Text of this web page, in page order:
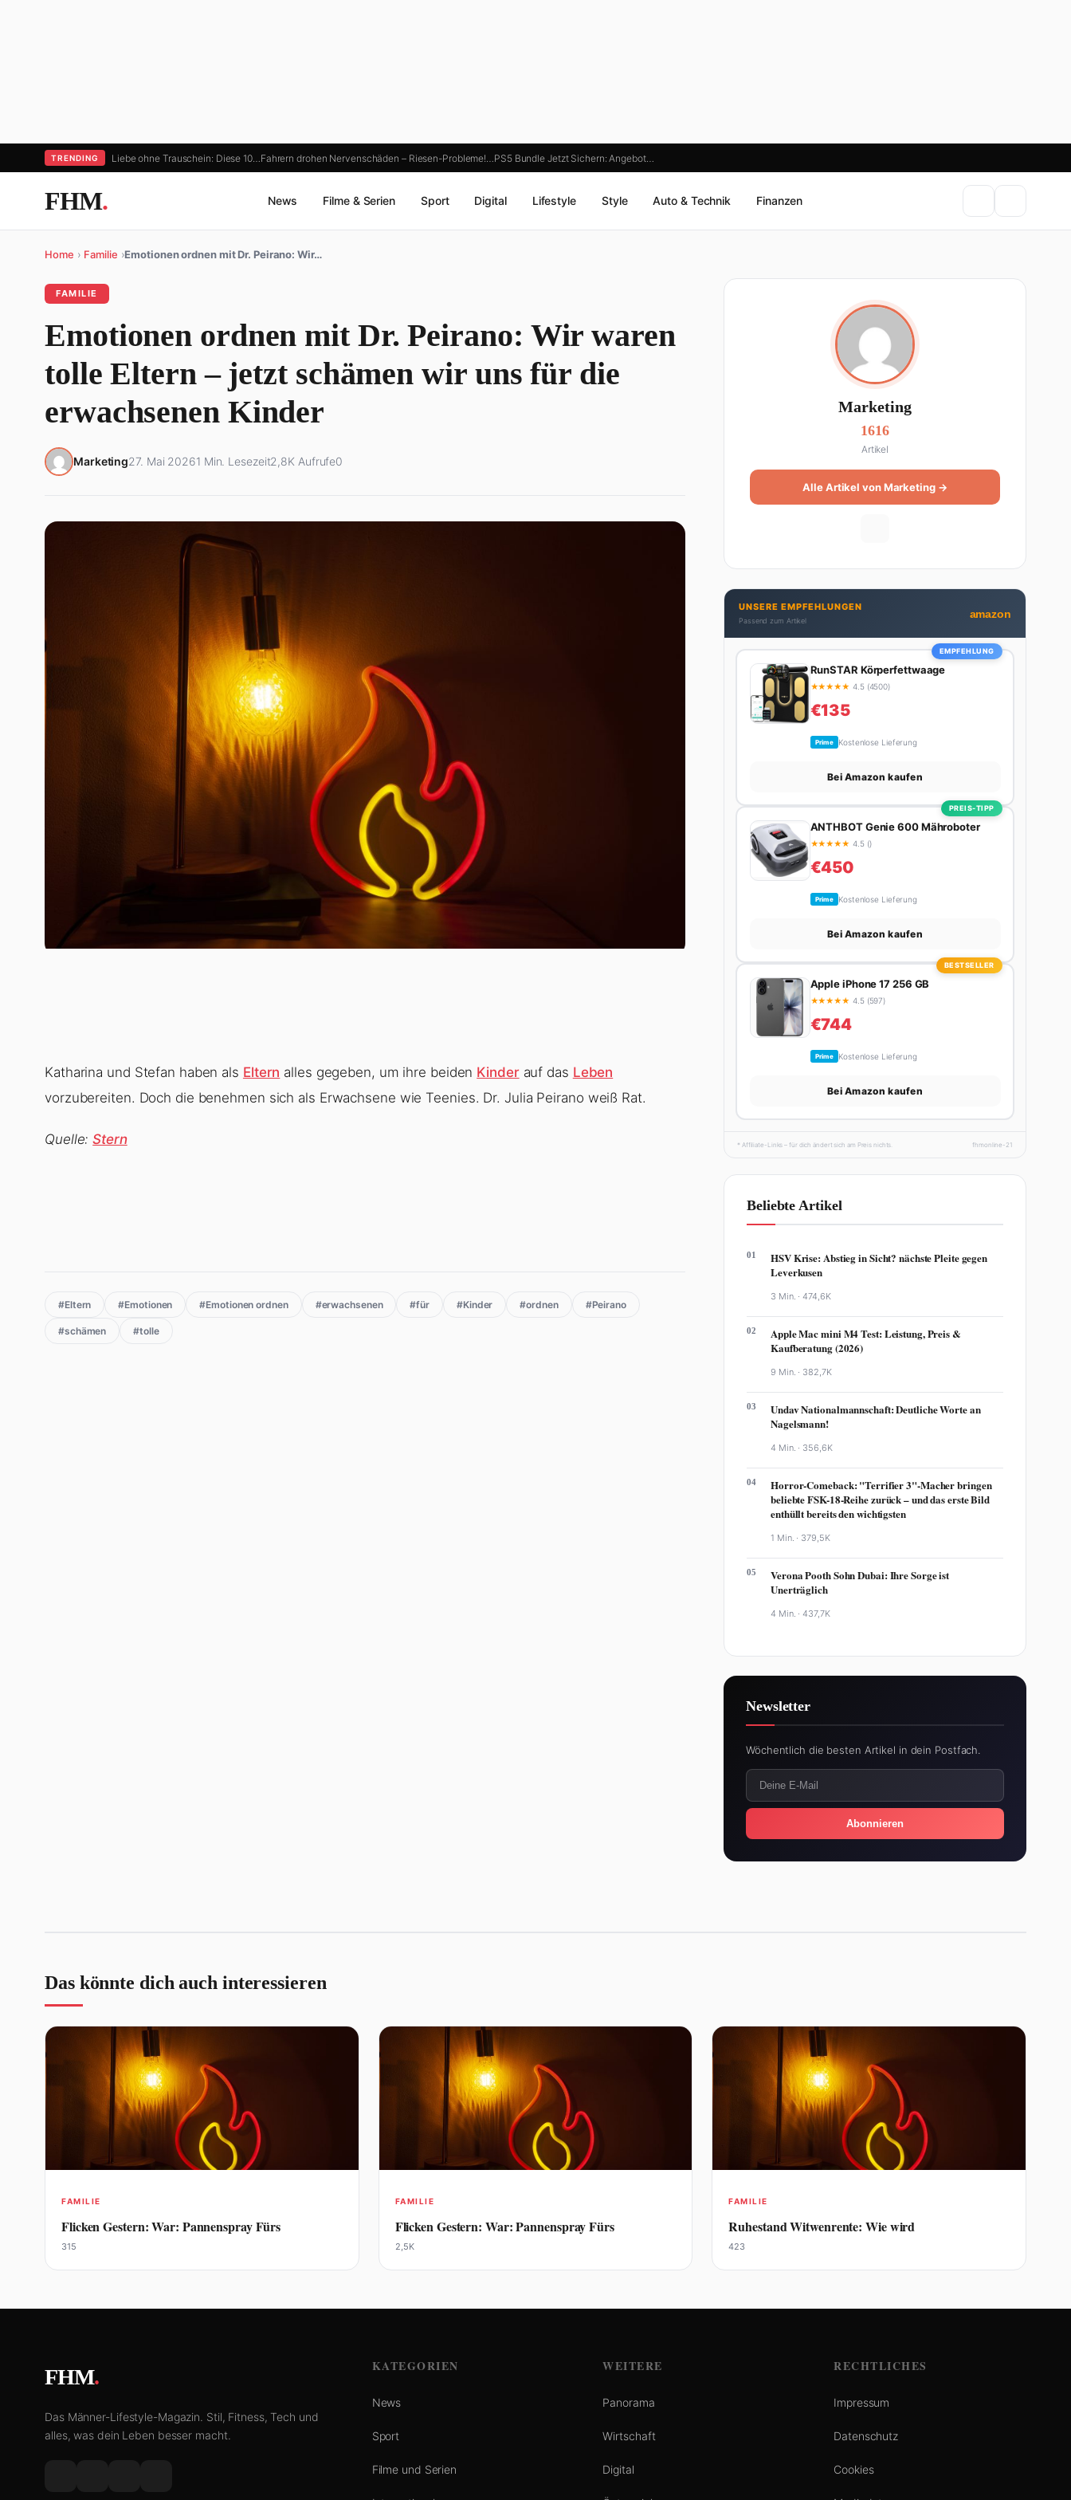
TRENDING Liebe ohne Trauschein: Diese 10… Fahrern drohen Nervenschäden – Riesen-Probleme!… PS5 Bundle Jetzt Sichern: Angebot…
FHM. News Filme & Serien Sport Digital Lifestyle Style Auto & Technik Finanzen
Home › Familie ›Emotionen ordnen mit Dr. Peirano: Wir…
FAMILIE
Emotionen ordnen mit Dr. Peirano: Wir waren
tolle Eltern – jetzt schämen wir uns für die
erwachsenen Kinder
Marketing27. Mai 20261 Min. Lesezeit2,8K Aufrufe0
Katharina und Stefan haben als Eltern alles gegeben, um ihre beiden Kinderauf das Leben
vorzubereiten. Doch die benehmen sich als Erwachsene wie Teenies. Dr. Julia Peirano weiß Rat.
Quelle:Stern
#Eltern #Emotionen #Emotionen ordnen #erwachsenen #für #Kinder #ordnen #Peirano
#schämen #tolle
Marketing
1616
Artikel
Alle Artikel von Marketing →
UNSERE EMPFEHLUNGEN
Passend zum Artikel
amazon
EMPFEHLUNG
RunSTAR Körperfettwaage
★★★★★ 4.5 (4500)
€135
Prime Kostenlose Lieferung
Bei Amazon kaufen
PREIS-TIPP
ANTHBOT Genie 600 Mähroboter
★★★★★ 4.5 ()
€450
Prime Kostenlose Lieferung
Bei Amazon kaufen
BESTSELLER
Apple iPhone 17 256 GB
★★★★★ 4.5 (597)
€744
Prime Kostenlose Lieferung
Bei Amazon kaufen
* Affiliate-Links – für dich ändert sich am Preis nichts. fhmonline-21
Beliebte Artikel
01
HSV Krise: Abstieg in Sicht? nächste Pleite gegen
Leverkusen
3 Min. ·474,6K
02
Apple Mac mini M4 Test: Leistung, Preis &
Kaufberatung (2026)
9 Min. · 382,7K
03
Undav Nationalmannschaft: Deutliche Worte an
Nagelsmann!
4 Min. · 356,6K
04
Horror-Comeback: "Terrifier 3"-Macher bringen
beliebte FSK-18-Reihe zurück – und das erste Bild
enthüllt bereits den wichtigsten
1 Min. · 379,5K
05
Verona Pooth Sohn Dubai: Ihre Sorge ist
Unerträglich
4 Min. ·437,7K
Newsletter
Wöchentlich die besten Artikel in dein Postfach.
Abonnieren
Das könnte dich auch interessieren
FAMILIE
Flicken Gestern: War: Pannenspray Fürs
315
FAMILIE
Flicken Gestern: War: Pannenspray Fürs
2,5K
FAMILIE
Ruhestand Witwenrente: Wie wird
423
FHM.
Das Männer-Lifestyle-Magazin. Stil, Fitness, Tech und
alles, was dein Leben besser macht.
KATEGORIEN
News
Sport
Filme und Serien
WEITERE
Panorama
Wirtschaft
Digital
RECHTLICHES
Impressum
Datenschutz
Cookies